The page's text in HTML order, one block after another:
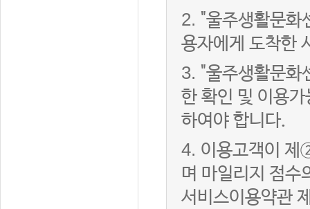
2. "울주생활문화
용자에게 도착한
3. "울주생활문화
한 확인 및 이용
하여야 합니다.
4. 이용고객이 제
며 마일리지 점수
서비스이용약관